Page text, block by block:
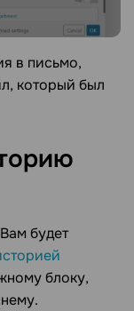
в письмо,
который был
будет
блоку,